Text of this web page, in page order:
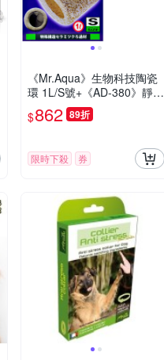
《Mr.Aqua》生物科技陶瓷
環 1L/S號+《AD-380》靜音
外掛過濾器
$862 89折
限時下殺 券